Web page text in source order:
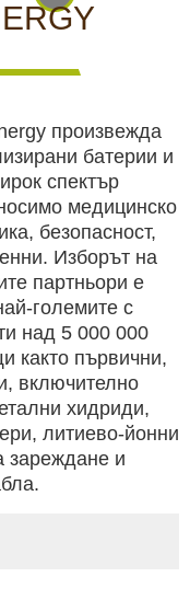
ЛОВНО
ОБЛЕКЛО
НОЩНО
ВИЖДАНЕ
произвежда
батерии и
спектър
медицинско
безопасност,
Изборът на
партньори е
големите с
над 5 000 000
както първични,
включително
хидриди,
литиево-йонни
зареждане и